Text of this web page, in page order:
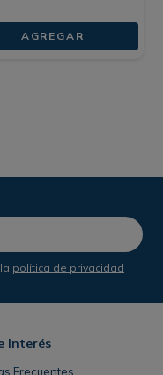
AGREGAR
política de privacidad
Interés
Frecuentes